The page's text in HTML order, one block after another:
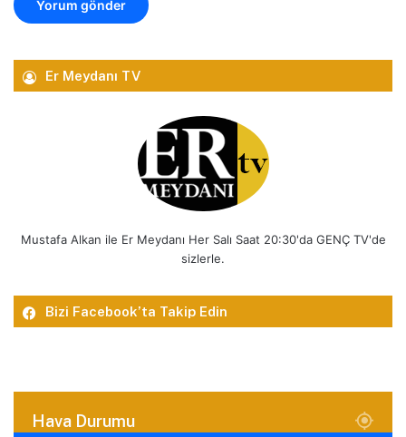
Er Meydanı TV
Mustafa Alkan ile Er Meydanı Her Salı Saat 20:30'da GENÇ TV'de
sizlerle.
Bizi Facebook’ta Takip Edin
Hava Durumu